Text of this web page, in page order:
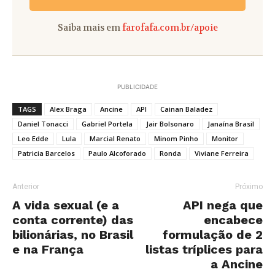
Saiba mais emfarofafa.com.br/apoie
PUBLICIDADE
TAGS Alex Braga Ancine API
Cainan Baladez
Daniel Tonacci
Gabriel Portela Jair Bolsonaro
Janaína Brasil
Leo Edde
Lula Marcial Renato Minom Pinho
Monitor
Patricia Barcelos
Paulo Alcoforado Ronda Viviane Ferreira
Anterior
A vida sexual (e a
conta corrente) das
bilionárias, no Brasil
e na França
Próximo
API nega que
encabece
formulação de 2
listas tríplices para
a Ancine